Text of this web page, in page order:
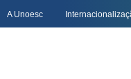
A Unoesc